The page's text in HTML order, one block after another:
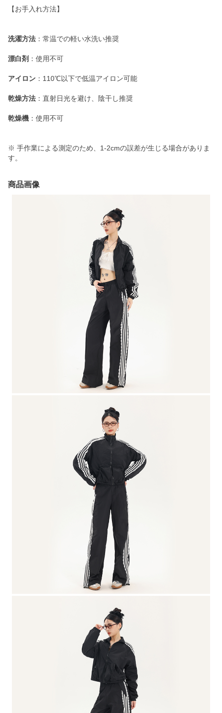
【お手入れ方法】
洗濯方法 ：常温での軽い水洗い推奨
漂白剤 ：使用不可
アイロン ：110℃以下で低温アイロン可能
乾燥方法 ：直射日光を避け、陰干し推奨
乾燥機 ：使用不可
※ 手作業による測定のため、1-2cmの誤差が生じる場合がありま
す。
商品画像